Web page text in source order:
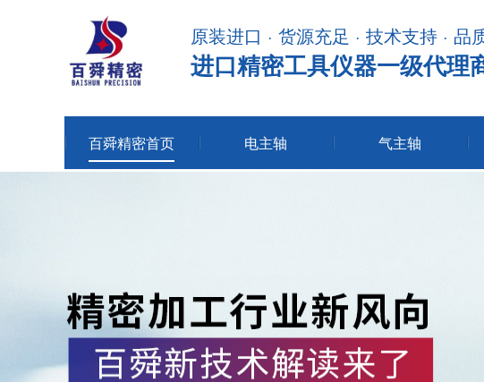
原装进口 · 货源充足 · 技术支持 · 品
进口精密工具仪器一级代理
百舜精密首页 电主轴 气主轴